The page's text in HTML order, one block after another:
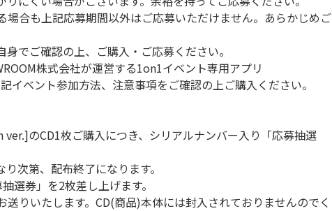
合も上記応募期間以外はご応募いただけません。あらかじめご
でご確認の上、ご購入・ご応募ください。
株式会社が運営する1on1イベント専用アプリ
イベント参加方法、注意事項をご確認の上ご購入ください。
のCD1枚ご購入につき、シリアルナンバー入り「応募抽選
次第、配布終了になります。
選券」を2枚差し上げます。
りいたします。CD(商品)本体には封入されておりませんのでく